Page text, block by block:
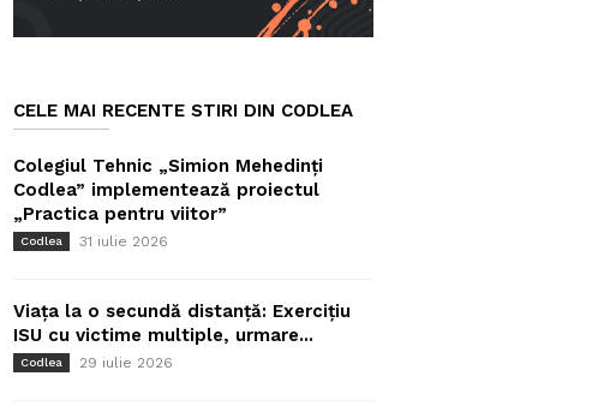
CELE MAI RECENTE STIRI DIN CODLEA
Colegiul Tehnic „Simion Mehedinți
Codlea” implementează proiectul
„Practica pentru viitor”
Codlea 31 iulie 2026
Viața la o secundă distanță: Exercițiu
ISU cu victime multiple, urmare...
Codlea 29 iulie 2026